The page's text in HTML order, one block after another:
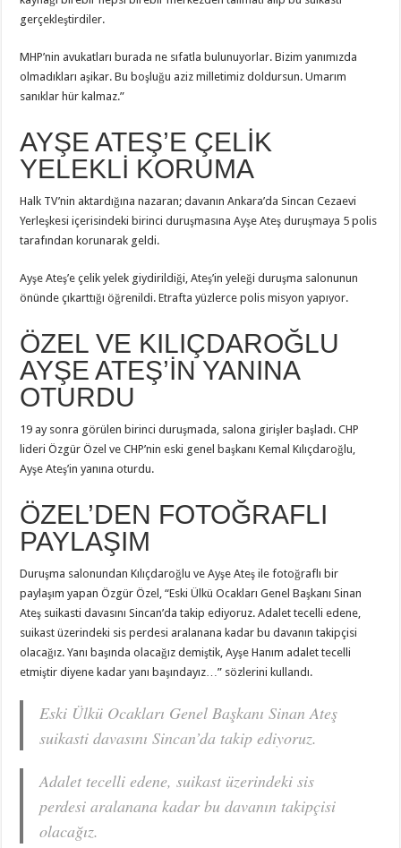
gerçekleştirdiler.
MHP’nin avukatları burada ne sıfatla bulunuyorlar. Bizim yanımızda
olmadıkları aşikar. Bu boşluğu aziz milletimiz doldursun. Umarım
sanıklar hür kalmaz.”
AYŞE ATEŞ’E ÇELİK
YELEKLİ KORUMA
Halk TV’nin aktardığına nazaran; davanın Ankara’da Sincan Cezaevi
Yerleşkesi içerisindeki birinci duruşmasına Ayşe Ateş duruşmaya 5 polis
tarafından korunarak geldi.
Ayşe Ateş’e çelik yelek giydirildiği, Ateş’in yeleği duruşma salonunun
önünde çıkarttığı öğrenildi. Etrafta yüzlerce polis misyon yapıyor.
ÖZEL VE KILIÇDAROĞLU
AYŞE ATEŞ’İN YANINA
OTURDU
19 ay sonra görülen birinci duruşmada, salona girişler başladı. CHP
lideri Özgür Özel ve CHP’nin eski genel başkanı Kemal Kılıçdaroğlu,
Ayşe Ateş’in yanına oturdu.
ÖZEL’DEN FOTOĞRAFLI
PAYLAŞIM
Duruşma salonundan Kılıçdaroğlu ve Ayşe Ateş ile fotoğraflı bir
paylaşım yapan Özgür Özel, “Eski Ülkü Ocakları Genel Başkanı Sinan
Ateş suikasti davasını Sincan’da takip ediyoruz. Adalet tecelli edene,
suikast üzerindeki sis perdesi aralanana kadar bu davanın takipçisi
olacağız. Yanı başında olacağız demiştik, Ayşe Hanım adalet tecelli
etmiştir diyene kadar yanı başındayız…” sözlerini kullandı.
Eski Ülkü Ocakları Genel Başkanı Sinan Ateş
suikasti davasını Sincan’da takip ediyoruz.
Adalet tecelli edene, suikast üzerindeki sis
perdesi aralanana kadar bu davanın takipçisi
olacağız.